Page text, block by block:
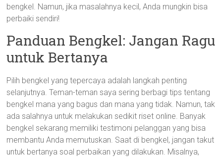
bengkel. Namun, jika masalahnya kecil, Anda mungkin bisa
perbaiki sendiri!
Panduan Bengkel: Jangan Ragu
untuk Bertanya
Pilih bengkel yang tepercaya adalah langkah penting
selanjutnya. Teman-teman saya sering berbagi tips tentang
bengkel mana yang bagus dan mana yang tidak. Namun, tak
ada salahnya untuk melakukan sedikit riset online. Banyak
bengkel sekarang memiliki testimoni pelanggan yang bisa
membantu Anda memutuskan. Saat di bengkel, jangan takut
untuk bertanya soal perbaikan yang dilakukan. Misalnya,